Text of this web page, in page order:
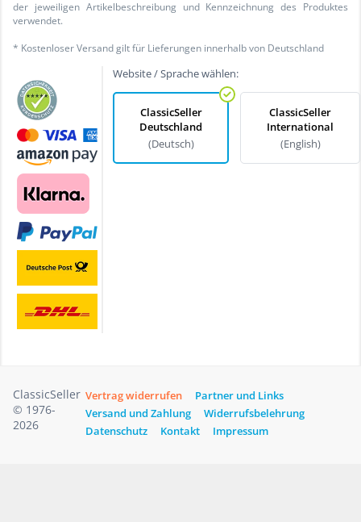
der jeweiligen Artikelbeschreibung und Kennzeichnung des Produktes
verwendet.
* Kostenloser Versand gilt für Lieferungen innerhalb von Deutschland
Website / Sprache wählen:
ClassicSeller
Deutschland
(Deutsch)
ClassicSeller
International
(English)
ClassicSeller
© 1976-
2026
Vertrag widerrufen
Partner und Links
Versand und Zahlung
Widerrufsbelehrung
Datenschutz
Kontakt Impressum